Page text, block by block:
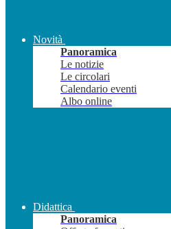
Novità
Panoramica
Le notizie
Le circolari
Calendario eventi
Albo online
Didattica
Panoramica